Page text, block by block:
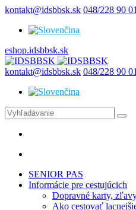
kontakt@idsbbsk.sk 048/228 90 01
eshop.idsbbsk.sk
kontakt@idsbbsk.sk 048/228 90 01
SENIOR PAS
Informácie pre cestujúcich
Dopravné karty,
Ako cestovať